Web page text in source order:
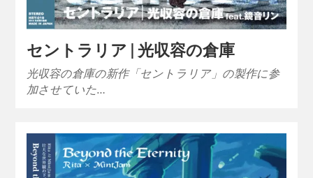
セントラリア | 光収容の倉庫
光収容の倉庫の新作「セントラリア」の製作に参
加させていた…